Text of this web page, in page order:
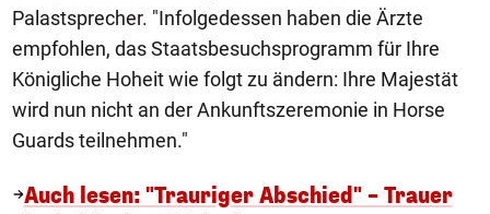
Palastsprecher. "Infolgedessen haben die Ärzte
empfohlen, das Staatsbesuchsprogramm für Ihre
Königliche Hoheit wie folgt zu ändern: Ihre Majestät
wird nun nicht an der Ankunftszeremonie in Horse
Guards teilnehmen."
Auch lesen: "Trauriger Abschied" – Trauer